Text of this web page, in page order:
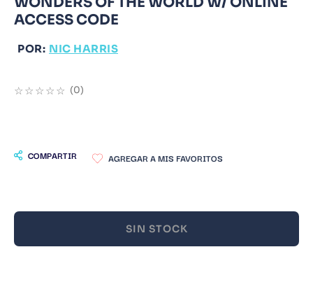
ACCESS CODE
POR: NIC HARRIS
☆☆☆☆☆ (0)
COMPARTIR
SIN STOCK
9. Infantil
10. Warhammer